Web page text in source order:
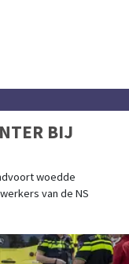
BIJ
woedde
van de NS